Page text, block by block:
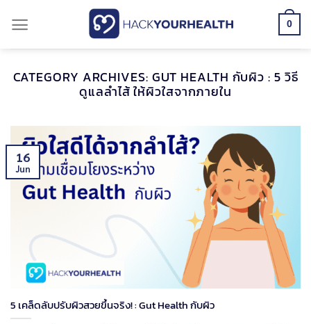
content
0
CATEGORY ARCHIVES: GUT HEALTH กับผิว : 5 วิธี
ดูแลลำไส้ ให้ผิวใสจากภายใน
5 เคล็ดลับปรับผิวสวยขึ้นจริง! : Gut Health กับผิว
16
Jun